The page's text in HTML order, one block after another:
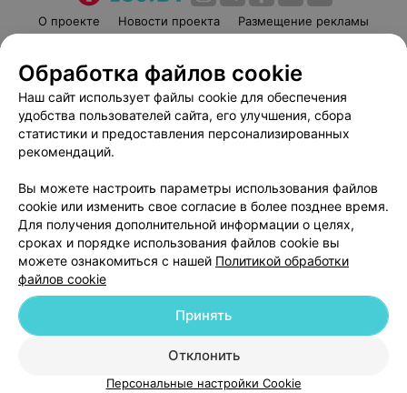
О проекте Новости проекта
Размещение рекламы
Пользовательское соглашение
Способы оплаты
Вакансии
Партнеры
Написать руководителю 103.by
Обработка персональных данных
© 2026 ООО «Артокс Лаб», УНП 191700409
| 220012, Республика Беларусь,
Служба поддержки +375 291212755
Обработка файлов cookie
Наш сайт использует файлы cookie для обеспечения
удобства пользователей сайта, его улучшения, сбора
статистики и предоставления персонализированных
рекомендаций.
Вы можете настроить параметры использования файлов
cookie или изменить свое согласие в более позднее время.
Для получения дополнительной информации о целях,
сроках и порядке использования файлов cookie вы
можете ознакомиться с нашей Политикой обработки
файлов cookie
Отклонить
Принять
Персональные настройки Cookie